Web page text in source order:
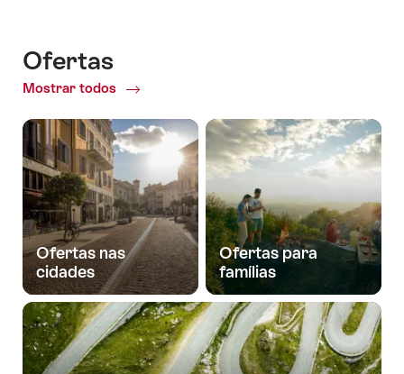
Ofertas
Mostrar todos
Common.Of
Ofertas nas
cidades
Ofertas para
famílias